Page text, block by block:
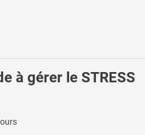
à gérer le STRESS